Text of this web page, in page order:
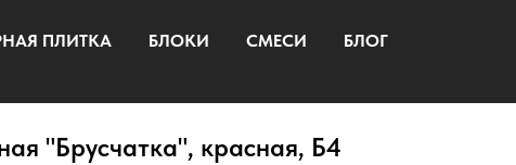
ПЛИТКА БЛОКИ СМЕСИ
БЛОГ
"Брусчатка", красная, Б4